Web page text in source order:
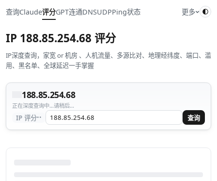
查询Claude评分GPT连通DNSUDPPing状态 更多
IP 188.85.254.68 评分
IP深度查询，家宽 or 机房 、人机流量、多源比对、地理经纬度、端口、滥
用、黑名单、全球延迟一手掌握
188.85.254.68
正在深度查询中...请稍后...
IP 评分·· 查询